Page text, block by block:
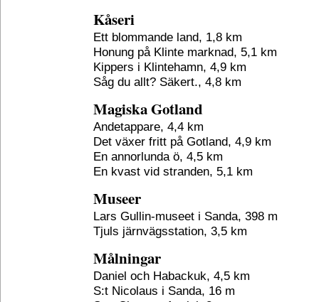
Kåseri
Ett blommande land, 1,8 km
Honung på Klinte marknad, 5,1 km
Kippers i Klintehamn, 4,9 km
Såg du allt? Säkert., 4,8 km
Magiska Gotland
Andetappare, 4,4 km
Det växer fritt på Gotland, 4,9 km
En annorlunda ö, 4,5 km
En kvast vid stranden, 5,1 km
Museer
Lars Gullin-museet i Sanda, 398 m
Tjuls järnvägsstation, 3,5 km
Målningar
Daniel och Habackuk, 4,5 km
S:t Nicolaus i Sanda, 16 m